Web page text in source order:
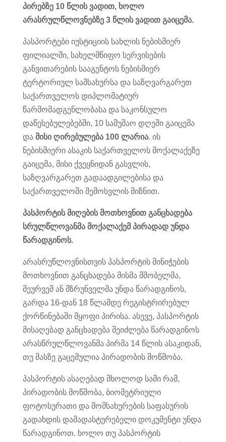
პირებზე 10 წლის ვადით, ხოლო
არასრულწლოვნებზე 3 წლის ვადით გაიცემა.
პასპორტები იუსტიციის სახლის ნებისმიერ
ფილიალში, სახელმწიფო სერვისების
განვითარების სააგენტოს ნებისმიერ
ტერტორიულ სამსახურსა და საზღვარგარეთ
საქართველოს დიპლომატიურ
წარმომადგენლობასა და საკონსულო
დაწესებულებებში, 10 სამუშაო დღეში გაიცემა
და მისი ღირებულება 100 ლარია. ის
ნებისმიერი ასაკის საქართველოს მოქალაქეზე
გაიცემა, მისი ქვეყნიდან გასვლის,
საზღვარგარეთ გადაადგილებისა და
საქართველოში შემოსვლის მიზნით.
პასპორტის მიღების მოთხოვნით განცხადება
სრულწლოვანმა მოქალაქემ პირადად უნდა
წარადგინოს.
არასრუწლოვნისთვის პასპორტის მინიჭების
მოთხოვნით განცხადება მისმა მშობელმა,
მეურვემ ან მზრუნველმა უნდა წარადგინოს,
გარდა 16-დან 18 წლამდე რეგისტრირებულ
ქორწინებაში მყოფი პირისა. ასევე, პასპორტის
მისაღებად განცხადება შეიძლება წარადგინოს
არასწრულწლოვანმა პირმა 14 წლის ასაკიდან,
თუ მასზე გაცემულია პირადობის მოწმობა.
პასპორტის ასაღებად მხოლოდ სამი რამ,
პირადობის მოწმობა, ბიომეტრიული
ფოტოსურათი და მომსახურების საფასურის
გადახდის დამადასტურებელი დოკუმენტი უნდა
წარადგინოთ. ხოლო თუ პასპორტის